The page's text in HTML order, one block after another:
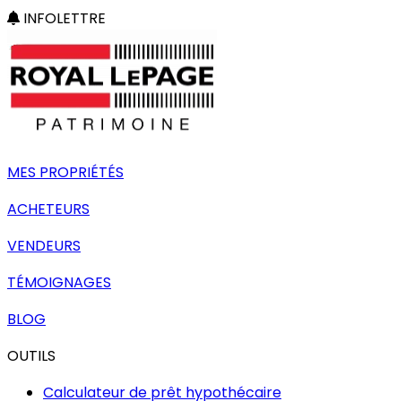
INFOLETTRE
MES PROPRIÉTÉS
ACHETEURS
VENDEURS
TÉMOIGNAGES
BLOG
OUTILS
Calculateur de prêt hypothécaire